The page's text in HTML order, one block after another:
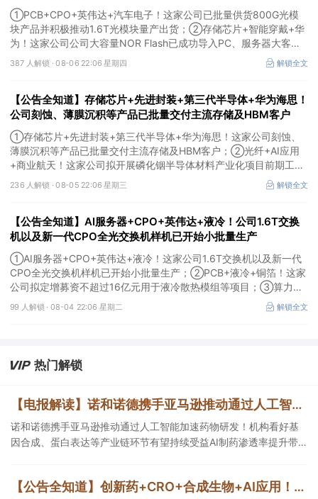
①PCB+CPO+英伟达+汽车电子！这家公司已批量供货800G光模
块产品并积极推动1.6T光模块量产出货；②存储芯片+智能穿戴+华
为！这家公司公司大容量NOR Flash已成功导入PC、服务器大客
户；③边缘计算+智慧灯杆！公司拟跨界布局固态存储标的。
387 人解锁 ·08-06 22:06 星期四 解锁全文
【公告全知道】存储芯片+先进封装+第三代半导体+华为海思！
公司刻蚀、薄膜沉积等产品已批量交付主流存储及HBM客户
①存储芯片+先进封装+第三代半导体+华为海思！这家公司刻蚀、
薄膜沉积等产品已批量交付主流存储及HBM客户；②光纤+AI应用
+商业航天！这家公司拟开展磷化铟半导体材料产业化项目前期工
作；③MLCC+光模块+商业航天+军工！公司拟定增募资不超3亿元
用于MLCC相关项目。
236 人解锁 ·08-05 22:06 星期三 解锁全文
【公告全知道】AI服务器+CPO+英伟达+液冷！公司1.6T交换
机以及新一代CPO全光交换机样机已开始小批量生产
①AI服务器+CPO+英伟达+液冷！这家公司1.6T交换机以及新一代
CPO全光交换机样机已开始小批量生产；②PCB+液冷+铜箔！这家
公司拟定增募资不超过16亿元用于液冷散热模组等项目；③算力
+云计算+华为鲲鹏！公司签署超46亿元算力服务合同。
99 人解锁 · 08-04 22:06 星期二 解锁全文
热门解锁
【电报解读】诺和诺德携手亚马逊推动通过人工智能加速药物研发！机构看好基因合成、蛋白表达等产业链环节有望持续受益AI制药渗透率提升带来的增量市场，这家公司在重组蛋白领域的临床和商业化项目正稳步推进
诺和诺德携手亚马逊推动通过人工智能加速药物研发！机构看好基
因合成、蛋白表达等产业链环节有望持续受益AI制药渗透率提升带
段。
【公告全知道】创新药+CRO+合成生物+AI应用！公司上半年CDMO在手订单金额增长超过20%